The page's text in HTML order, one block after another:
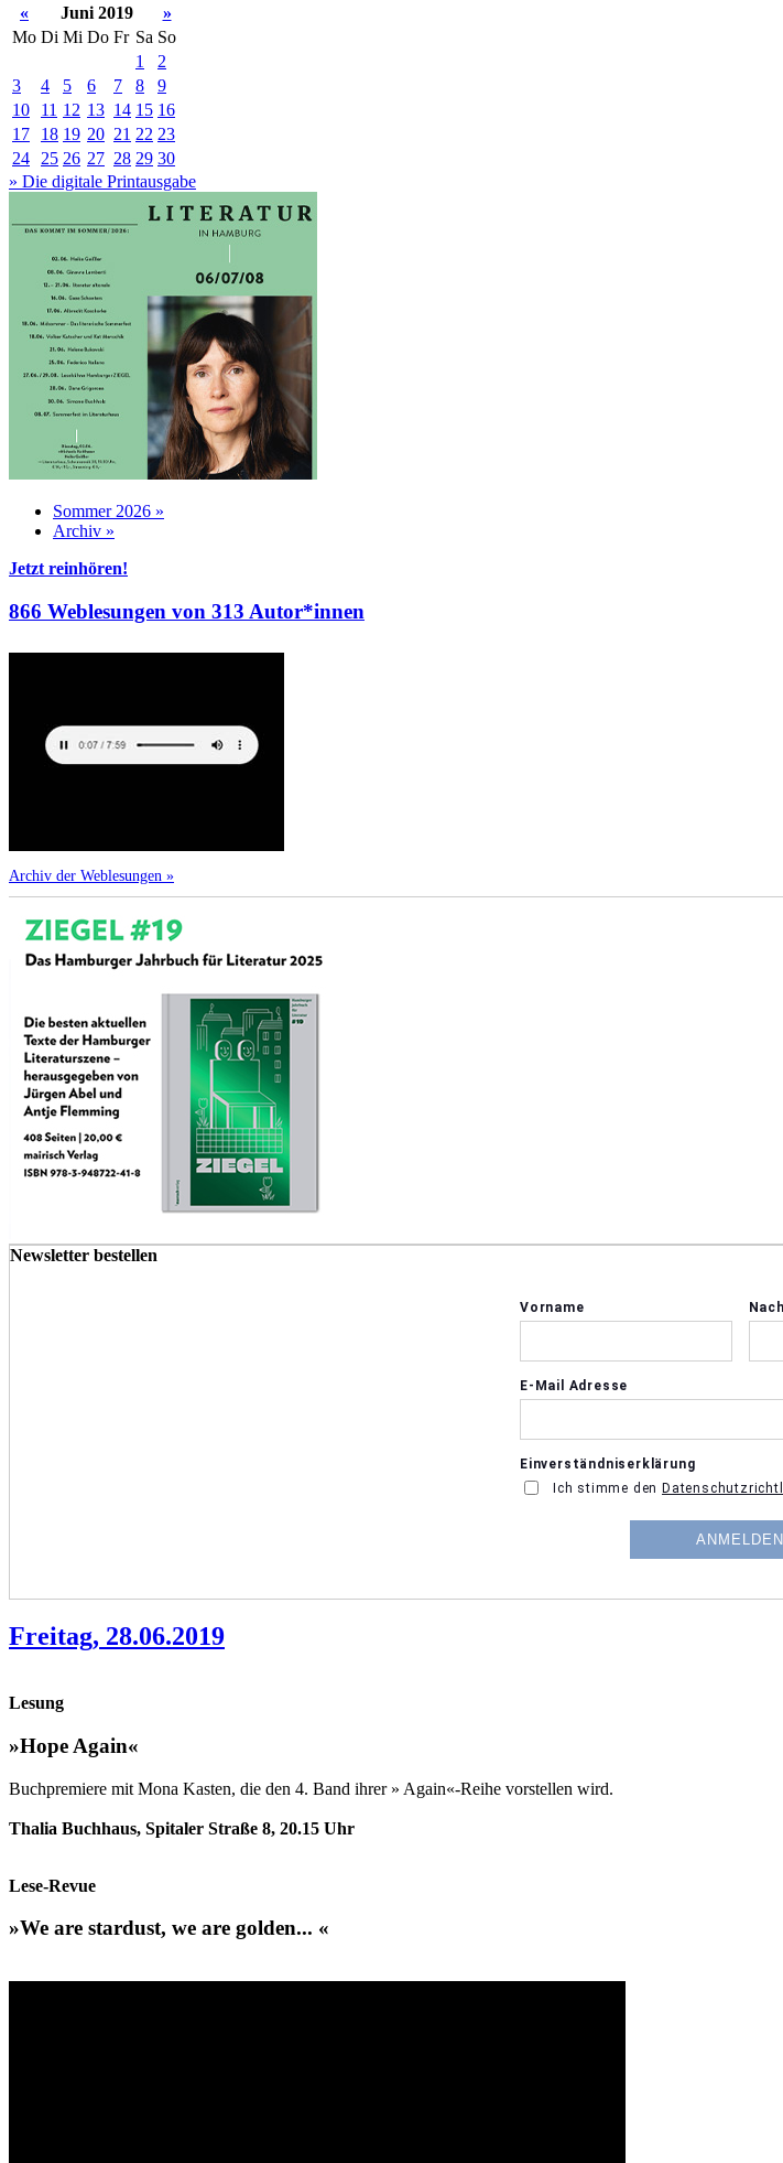
« Juni 2019
»
Mo Di Mi Do Fr Sa So
1
2
3
4 5 6 7 8
9
10
11 12 13 14 15 16
17
18 19 20 21 22 23
24
25 26 27 28 29 30
» Die digitale Printausgabe
Sommer 2026 »
Archiv »
Jetzt reinhören!
866 Weblesungen von 313 Autor*innen
Archiv der Weblesungen »
Newsletter bestellen
Freitag, 28.06.2019
Lesung
»Hope Again«
Buchpremiere mit Mona Kasten, die den 4. Band ihrer » Again«-Reihe vorstellen wird.
Thalia Buchhaus, Spitaler Straße 8, 20.15 Uhr
Lese-Revue
»We are stardust, we are golden... «